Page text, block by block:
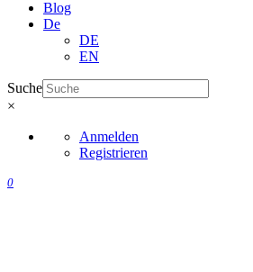
Blog
De
DE
EN
Suche
×
Anmelden
Registrieren
0